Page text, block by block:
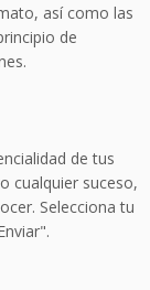
así como las
de
de tus
cualquier suceso,
Selecciona tu